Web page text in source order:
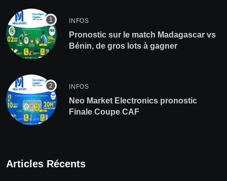
INFOS
Pronostic sur le match Madagascar vs
Bénin, de gros lots à gagner
INFOS
Neo Market Electronics pronostic
Finale Coupe CAF
Articles Récents